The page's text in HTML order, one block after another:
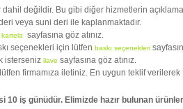
değildir. Bu gibi diğer hizmetlerin
veya suni deri ile kaplanmaktadır.
kartela sayfasına göz atınız.
seçenekleri için lütfen baskı seçenekleri
isterseniz ilave sayfasına göz atınız.
firmamıza iletiniz. En uygun teklif
10 iş günüdür. Elimizde hazır bulunan